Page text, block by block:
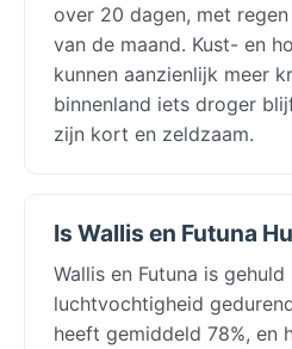
over 20 dagen, met
van de maand. Kust- en
kunnen aanzienlijk meer
binnenland iets droger
zijn kort en zeldzaam.
Is Wallis en Futuna
Wallis en Futuna is
luchtvochtigheid
heeft gemiddeld 78%, en